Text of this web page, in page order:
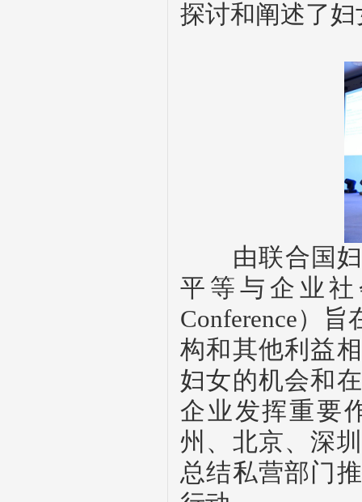
探讨和阐述了
由联合国妇
平等与企业
Conference）旨
构和其他利益
妇女的机会和
企业发挥重要
州、北京、深
总结私营部门